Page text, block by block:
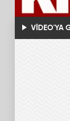
VİDEO'YA